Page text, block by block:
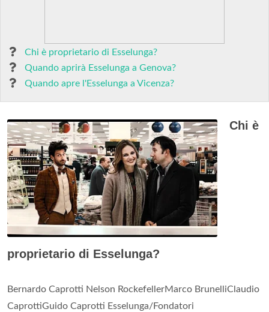
Chi è proprietario di Esselunga?
Quando aprirà Esselunga a Genova?
Quando apre l'Esselunga a Vicenza?
Chi è
proprietario di Esselunga?
Bernardo Caprotti Nelson RockefellerMarco BrunelliClaudio
CaprottiGuido Caprotti Esselunga/Fondatori